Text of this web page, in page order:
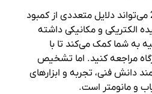
پژو 206 می‌تواند دلایل متعددی از کمبود
الکتریکی و مکانیکی داشته
به شما کمک می‌کند تا با
مراجعه کنید. اما تشخیص
دانش فنی، تجربه و ابزارهای
و مانومتر است.